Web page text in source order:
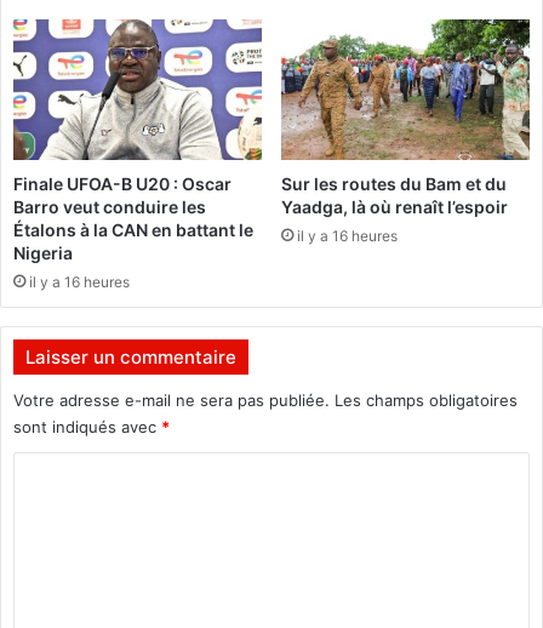
r
s
o
n
n
e
»
u
p
l
e
s
o
u
f
n
t
-
i
Finale UFOA-B U20 : Oscar
Barro veut conduire les
Étalons à la CAN en battant le
Nigeria
il y a 16 heures
Sur les routes du Bam et du
Yaadga, là où renaît l’espoir
il y a 16 heures
Laisser un commentaire
Votre adresse e-mail ne sera pas publiée. Les champs obligatoires
sont indiqués avec *